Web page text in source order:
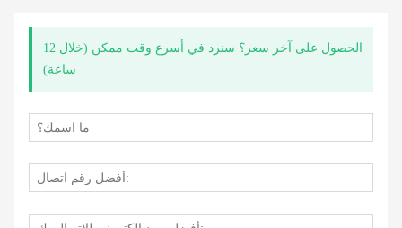
الحصول على آخر سعر؟ سنرد في أسرع وقت ممكن (خلال 12
ساعة)